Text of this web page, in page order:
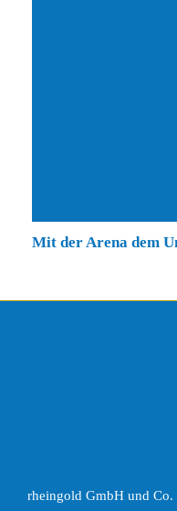
Mit der Arena dem
rheingold GmbH und Co.